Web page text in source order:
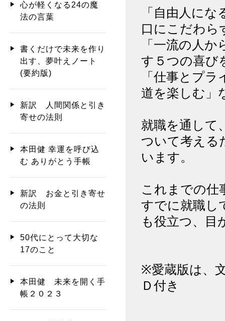
「自由人に
口にこだわら
「一流の人
す５つの喜び
「仕事とプ
道を楽しむ」
就職を通して
ついて考える
います。
これまでの仕
すでに就職し
も役立つ、目
※愛蔵版は、
Ｄ付き
心が軽くなる24の魔
法の言葉
書くだけで未来を作り
出す、夢叶えノート
(要約版)
新訳 人間関係と引き
寄せの法則
本田健 幸運を呼び込
む ありがとう手帳
新訳 お金と引き寄せ
の法則
50代にとって大切な
17のこと
本田健 未来を開く手
帳２０２３